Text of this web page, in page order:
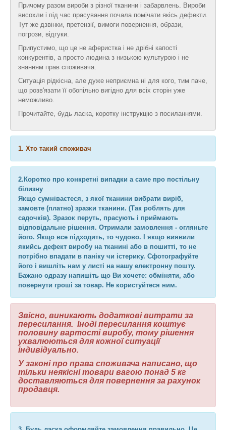
Причому разом вироби з різної тканини і забарвлень. Вироби
висохли і під час прасування почала помічати якісь дефекти.
Тут же дзвінки, претензії, вимоги повернення, образи,
погрози, відгуки.
Припустимо, що це не аферистка і не дрібні капості
конкурентів, а просто людина з низькою культурою і не
знанням прав споживача.
Ситуація рідкісна, але дуже неприємна ні для кого, тим паче,
що розв'язати її обопільно вигідно для всіх сторін уже
неможливо.
Прочитайте, будь ласка, коротку інструкцію з посиланнями.
1. Хто такий споживач
2.Коротко про конкретні випадки а саме про постільну
білизну
Якщо сумніваєтеся, з якої тканини вибрати виріб,
замовте (платно) зразки тканини. (Так роблять для
садочків). Зразок перуть, прасують і приймають
відповідальне рішення. Отримали замовлення - огляньте
його. Якщо все підходить, то чудово. І якщо виявили
якийсь дефект виробу на тканині або в пошитті, то не
потрібно впадати в паніку чи істерику. Сфотографуйте
його і вишліть нам у листі на нашу електронну пошту.
Бажано одразу напишіть що Ви хочете: обміняти, або
повернути гроші за товар. Не користуйтеся ним.
Звісно, виникають додаткові витрати за
пересилання. Іноді пересилання коштує
половину вартості виробу, тому рішення
ухвалюються для кожної ситуації
індивідуально.
У законі про права споживача написано, що
тільки неякісні товари вагою понад 5 кг
доставляються для повернення за рахунок
продавця.